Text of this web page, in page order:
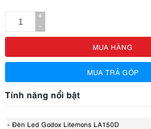
+
-
MUA HÀNG
MUA TRẢ GÓP
Tính năng nổi bật
- Đèn Led Godox Litemons LA150D